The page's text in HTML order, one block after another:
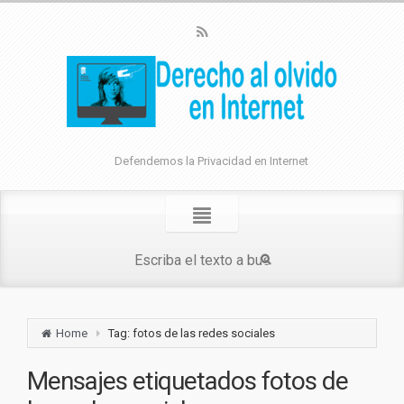
Defendemos la Privacidad en Internet
Home Tag: fotos de las redes sociales
Mensajes etiquetadosfotos de